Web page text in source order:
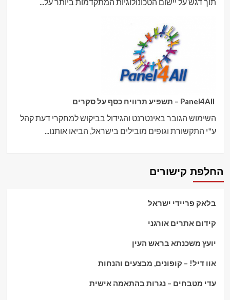
תוך דגש על יישום הטכונולוגיות המתקדמות ביותר על...
השימוש הגובר באינטרנט והגידול בביקוש למחקרי דעת קהל
ע"י התקשורת וגופים מובילים בישראל, הביאו אותנו...
החלפת קישורים
בלאק פריידי ישראל
קידום אתרים אורגני
יועץ משכנתא בראש העין
אוו דיל! – קופונים, מבצעים והנחות
עדי מטבחים – נגרות בהתאמה אישית